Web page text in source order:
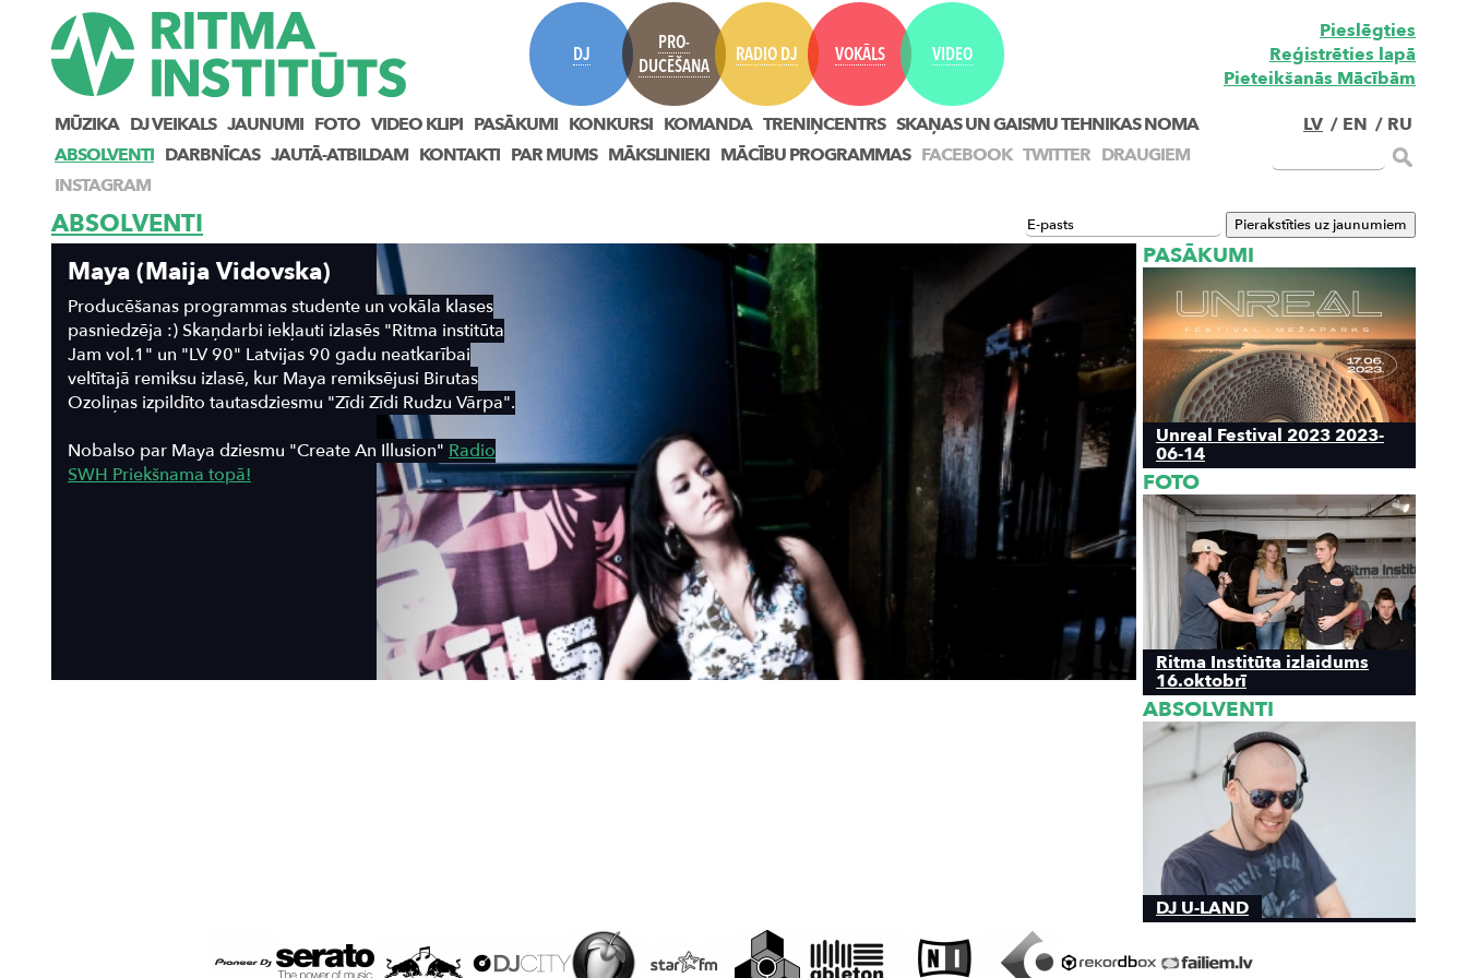
DJ
PRO-
DUCĒŠANA
RADIO DJ VOKĀLS VIDEO
Pieslēgties
Reģistrēties lapā
Pieteikšanās Mācībām
MŪZIKA DJ VEIKALS JAUNUMI FOTO VIDEO KLIPI PASĀKUMI KONKURSI KOMANDA TRENIŅCENTRS SKAŅAS UN GAISMU TEHNIKAS NOMA
ABSOLVENTI DARBNĪCAS JAUTĀ-ATBILDAM KONTAKTI PAR MUMS MĀKSLINIEKI MĀCĪBU PROGRAMMAS FACEBOOK TWITTER DRAUGIEM
INSTAGRAM
LV / EN / RU
ABSOLVENTI
Maya (Maija Vidovska)
Producēšanas programmas studente un vokāla klases
pasniedzēja :) Skaņdarbi iekļauti izlasēs "Ritma institūta
Jam vol.1" un "LV 90" Latvijas 90 gadu neatkarībai
veltītajā remiksu izlasē, kur Maya remiksējusi Birutas
Ozoliņas izpildīto tautasdziesmu "Zīdi Zīdi Rudzu Vārpa".
Nobalso par Maya dziesmu "Create An Illusion" Radio
SWH Priekšnama topā!
PASĀKUMI
Unreal Festival 2023 2023-
06-14
FOTO
Ritma Institūta izlaidums
16.oktobrī
ABSOLVENTI
DJ U-LAND